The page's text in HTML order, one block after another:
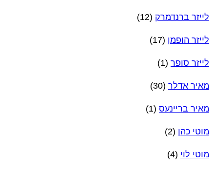
לייזר ברנדמרק (12)
לייזר הופמן (17)
לייזר סופר (1)
מאיר אדלר (30)
מאיר בריינעס (1)
מוטי כהן (2)
מוטי לוי (4)